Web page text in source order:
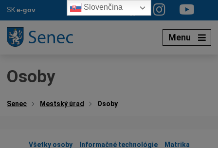
SKe-gov
Menu
Osoby
Senec Mestský úrad Osoby
Všetky osoby Informačné technológie Matrika
Slovenčina